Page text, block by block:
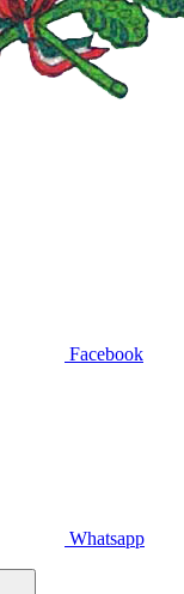
Facebook
Whatsapp